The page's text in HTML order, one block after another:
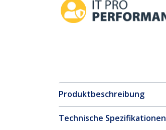
Produktbeschreibung
Technische Spezifikationen